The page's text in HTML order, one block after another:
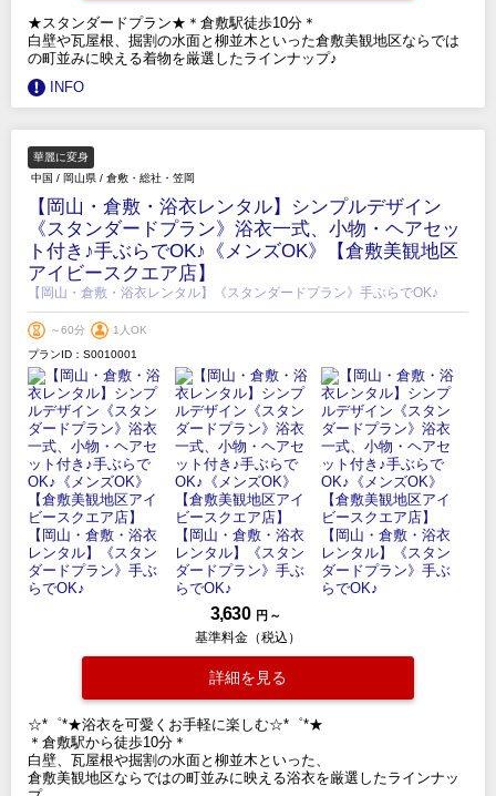
★スタンダードプラン★＊倉敷駅徒歩10分＊
白壁や瓦屋根、掘割の水面と柳並木といった倉敷美観地区ならでは
の町並みに映える着物を厳選したラインナップ♪
INFO
華麗に変身
中国 / 岡山県 / 倉敷・総社・笠岡
【岡山・倉敷・浴衣レンタル】シンプルデザイン
《スタンダードプラン》浴衣一式、小物・ヘアセッ
ト付き♪手ぶらでOK♪《メンズOK》【倉敷美観地区
アイビースクエア店】
【岡山・倉敷・浴衣レンタル】《スタンダードプラン》手ぶらでOK♪
～60分
1人OK
プランID：S0010001
3,630 円 ～
基準料金（税込）
詳細を見る
☆*゜*★浴衣を可愛くお手軽に楽しむ☆*゜*★
＊倉敷駅から徒歩10分＊
白壁、瓦屋根や掘割の水面と柳並木といった、
倉敷美観地区ならではの町並みに映える浴衣を厳選したラインナッ